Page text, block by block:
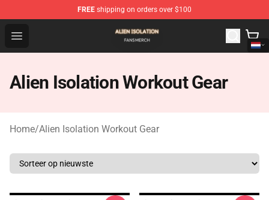
FREE shipping on orders over $100
Open menu
Alien Isolation Shop - Official Alien Isolation
Alien Isolation Workout Gear
Home/Alien Isolation Workout Gear